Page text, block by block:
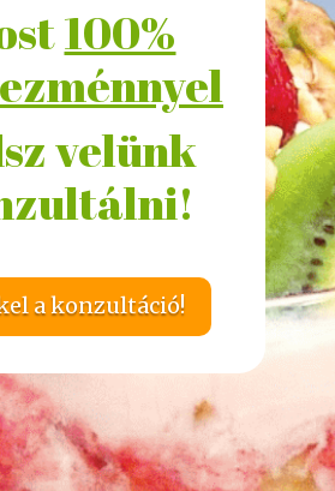
100%
velünk
a konzultáció!